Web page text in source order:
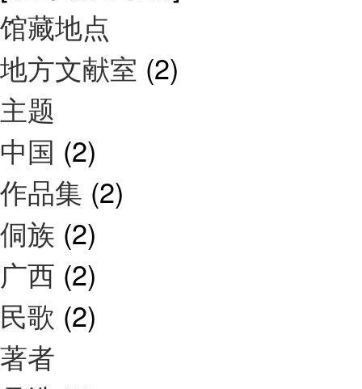
馆藏地点
地方文献室 (2)
主题
中国 (2)
作品集 (2)
侗族 (2)
广西 (2)
民歌 (2)
著者